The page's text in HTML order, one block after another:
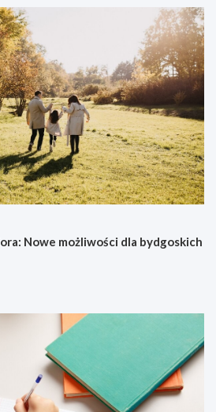
Nowe możliwości dla bydgoskich